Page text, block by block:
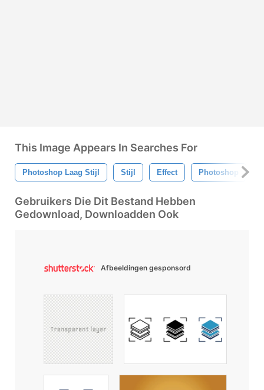
This Image Appears In Searches For
Photoshop Laag Stijl Stijl Effect Photoshop
Gebruikers Die Dit Bestand Hebben
Gedownload, Downloadden Ook
Afbeeldingen gesponsord